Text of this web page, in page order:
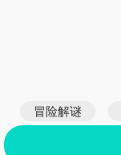
冒险解谜